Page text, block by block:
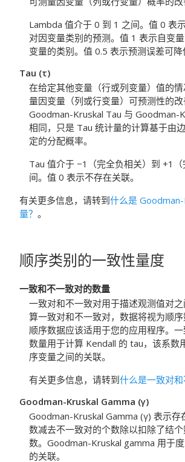
Lambda 值介于 0 到 1 之间。值 0 表
对因变量类别的预测。值 1 表示自变
变量的类别。值 0.5 表示预测误差可降
Tau (τ)
在给定其他变量（行或列变量）值的
量因变量（列或行变量）可预测性的改
Goodman-Kruskal Tau 与 Goodman-
相同，只是 Tau 统计量的计算基于由
定的分配概率。
Tau 值介于 −1（完全负相关）到 +1（
间。值 0 表示不存在关联。
有关更多信息，请转到什么是
量？ 。
顺序类别的一致性量度
一致和不一致对的数量
一致对和不一致对用于描述观测值对
算一致对和不一致对，数据将视为顺
顺序数据应该适用于您的应用程序。
数量用于计算 Kendall 的 tau，该系数
序变量之间的关联。
有关更多信息，请转到什么是一致对和
Goodman-Kruskal Gamma (γ)
Goodman-Kruskal Gamma (γ) 表示存
数减去不一致对的个数除以扣除了结
数。Goodman-Kruskal gamma 用于
的关联。